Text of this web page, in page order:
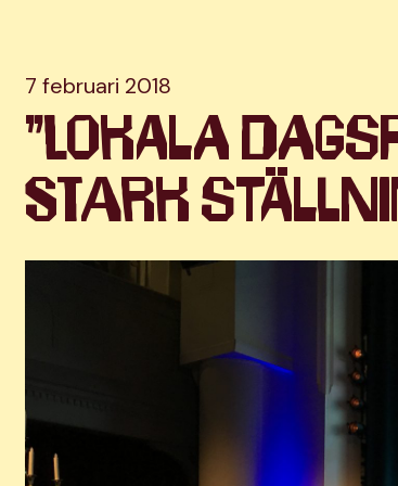
7 februari 2018
”Lokala
stark